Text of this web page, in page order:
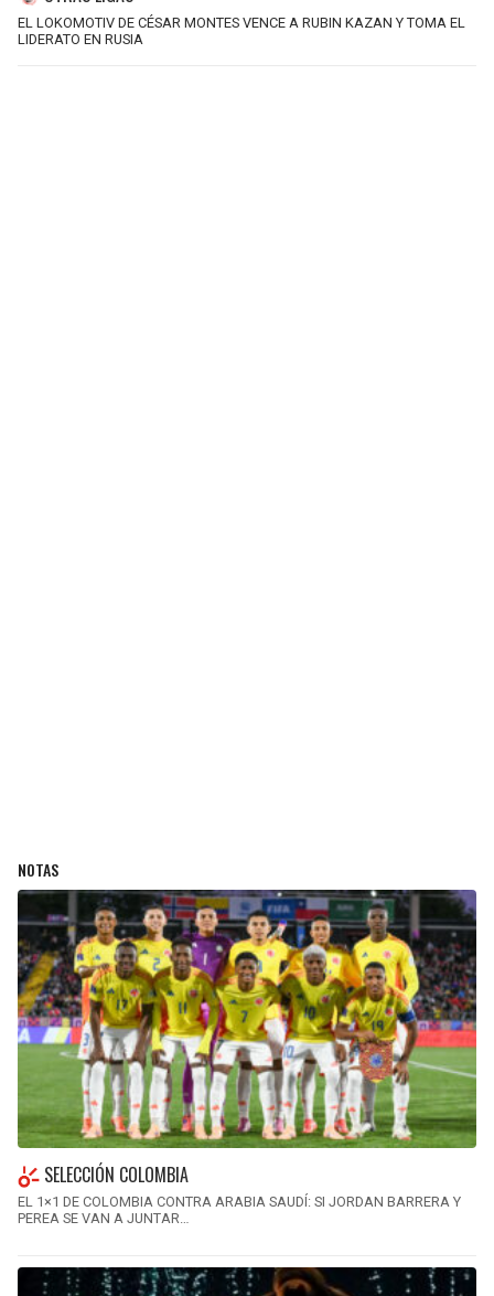
EL LOKOMOTIV DE CÉSAR MONTES VENCE A RUBIN KAZAN Y TOMA EL
LIDERATO EN RUSIA
NOTAS
SELECCIÓN COLOMBIA
EL 1×1 DE COLOMBIA CONTRA ARABIA SAUDÍ: SI JORDAN BARRERA Y
PEREA SE VAN A JUNTAR…